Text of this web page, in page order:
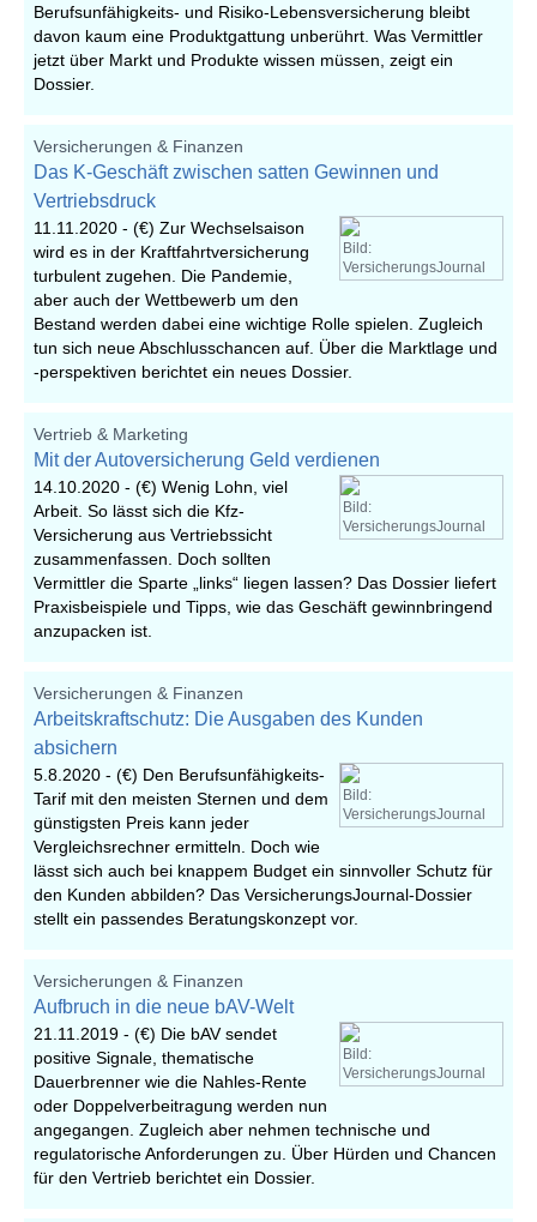
Berufsunfähigkeits- und Risiko-Lebensversicherung bleibt
davon kaum eine Produktgattung unberührt. Was Vermittler
jetzt über Markt und Produkte wissen müssen, zeigt ein
Dossier.
Versicherungen & Finanzen
Das K-Geschäft zwischen satten Gewinnen und
Vertriebsdruck
Bild:
VersicherungsJournal
11.11.2020 - (€) Zur Wechselsaison
wird es in der Kraftfahrtversicherung
turbulent zugehen. Die Pandemie,
aber auch der Wettbewerb um den
Bestand werden dabei eine wichtige Rolle spielen. Zugleich
tun sich neue Abschlusschancen auf. Über die Marktlage und
-perspektiven berichtet ein neues Dossier.
Vertrieb & Marketing
Mit der Autoversicherung Geld verdienen
Bild:
VersicherungsJournal
14.10.2020 - (€) Wenig Lohn, viel
Arbeit. So lässt sich die Kfz-
Versicherung aus Vertriebssicht
zusammenfassen. Doch sollten
Vermittler die Sparte „links“ liegen lassen? Das Dossier liefert
Praxisbeispiele und Tipps, wie das Geschäft gewinnbringend
anzupacken ist.
Versicherungen & Finanzen
Arbeitskraftschutz: Die Ausgaben des Kunden
absichern
Bild:
VersicherungsJournal
5.8.2020 - (€) Den Berufsunfähigkeits-
Tarif mit den meisten Sternen und dem
günstigsten Preis kann jeder
Vergleichsrechner ermitteln. Doch wie
lässt sich auch bei knappem Budget ein sinnvoller Schutz für
den Kunden abbilden? Das VersicherungsJournal-Dossier
stellt ein passendes Beratungskonzept vor.
Versicherungen & Finanzen
Aufbruch in die neue bAV-Welt
Bild:
VersicherungsJournal
21.11.2019 - (€) Die bAV sendet
positive Signale, thematische
Dauerbrenner wie die Nahles-Rente
oder Doppelverbeitragung werden nun
angegangen. Zugleich aber nehmen technische und
regulatorische Anforderungen zu. Über Hürden und Chancen
für den Vertrieb berichtet ein Dossier.